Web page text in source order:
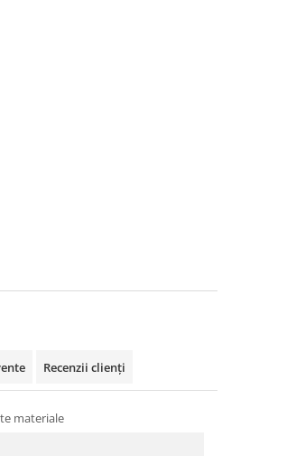
Recenzii clienți
materiale